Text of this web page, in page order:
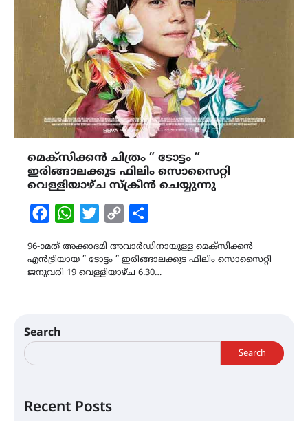
മെക്സിക്കൻ ചിത്രം ” ടോട്ടം ”
ഇരിങ്ങാലക്കുട ഫിലിം സൊസൈറ്റി
വെള്ളിയാഴ്ച സ്ക്രീൻ ചെയ്യുന്നു
FacebookWhatsAppTwitterCopy
96-ാമത് അക്കാദമി അവാർഡിനായുള്ള മെക്സിക്കൻ
എൻട്രിയായ ” ടോട്ടം ” ഇരിങ്ങാലക്കുട ഫിലിം സൊസൈറ്റി
ജനുവരി 19 വെള്ളിയാഴ്ച 6.30…
Search
Search
Recent Posts